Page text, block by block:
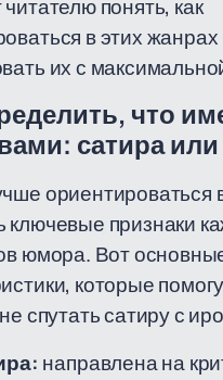
понять, как
в этих жанрах
их с
что
сатира
ориентироваться
ключевые признаки
юмора. Вот
которые
спутать сатиру с
направлена на